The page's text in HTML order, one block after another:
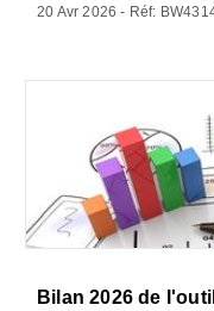
20 Avr 2026 - Réf:
Bilan 2026 de